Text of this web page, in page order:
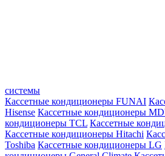
системы
Кассетные кондиционеры FUNAI
Hisense Кассетные кондиционеры
кондиционеры TCL Кассетные
Кассетные кондиционеры Hitachi
Toshiba Кассетные кондиционеры LG